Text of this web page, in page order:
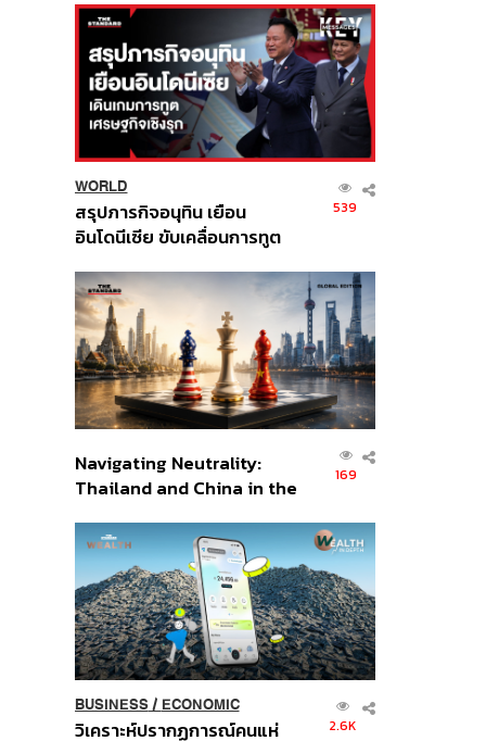
WORLD
สรุปภารกิจอนุทิน เยือน
อินโดนีเซีย ขับเคลื่อนการทูต
ส่วนยุทธศาสตร์ไทย –
อินโดนีเซีย
539
Navigating Neutrality:
Thailand and China in the
Order
169
BUSINESS/ ECONOMIC
วิเคราะห์ปรากฏการณ์คนแห่ 2.6K